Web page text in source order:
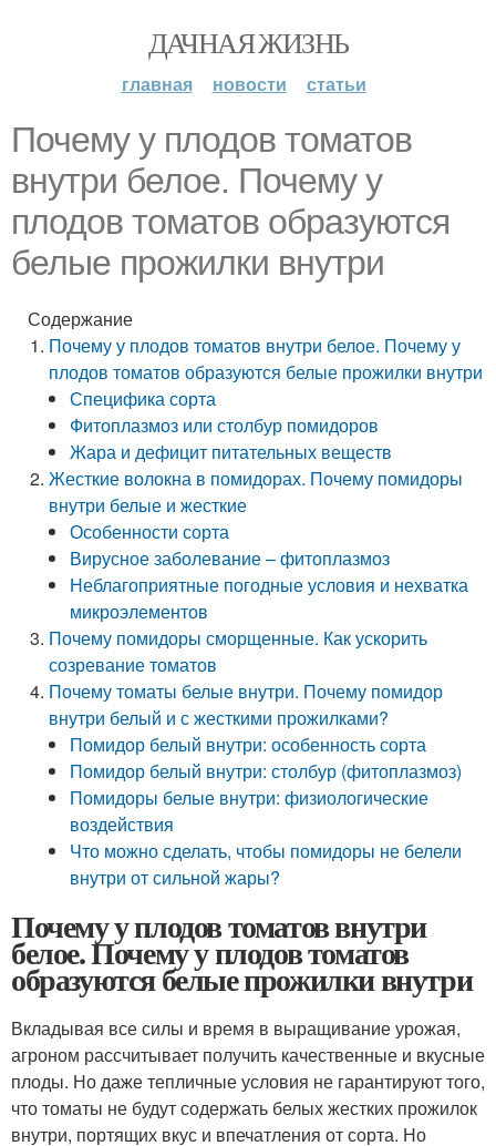
ДАЧНАЯ ЖИЗНЬ
главная новости статьи
Почему у плодов томатов
внутри белое. Почему у
плодов томатов образуются
белые прожилки внутри
Содержание
Почему у плодов томатов внутри белое. Почему у
плодов томатов образуются белые прожилки внутри
Специфика сорта
Фитоплазмоз или столбур помидоров
Жара и дефицит питательных веществ
Жесткие волокна в помидорах. Почему помидоры
внутри белые и жесткие
Особенности сорта
Вирусное заболевание – фитоплазмоз
Неблагоприятные погодные условия и нехватка
микроэлементов
Почему помидоры сморщенные. Как ускорить
созревание томатов
Почему томаты белые внутри. Почему помидор
внутри белый и с жесткими прожилками?
Помидор белый внутри: особенность сорта
Помидор белый внутри: столбур (фитоплазмоз)
Помидоры белые внутри: физиологические
воздействия
Что можно сделать, чтобы помидоры не белели
внутри от сильной жары?
Почему у плодов томатов внутри
белое. Почему у плодов томатов
образуются белые прожилки внутри
Вкладывая все силы и время в выращивание урожая,
агроном рассчитывает получить качественные и вкусные
плоды. Но даже тепличные условия не гарантируют того,
что томаты не будут содержать белых жестких прожилок
внутри, портящих вкус и впечатления от сорта. Но